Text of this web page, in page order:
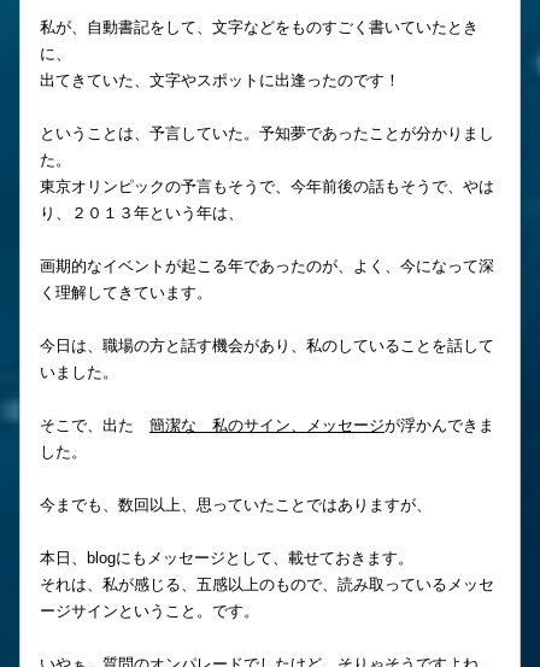
私が、自動書記をして、文字などをものすごく書いていたとき
に、
出てきていた、文字やスポットに出逢ったのです！
ということは、予言していた。予知夢であったことが分かりまし
た。
東京オリンピックの予言もそうで、今年前後の話もそうで、やは
り、２０１３年という年は、
画期的なイベントが起こる年であったのが、よく、今になって深
く理解してきています。
今日は、職場の方と話す機会があり、私のしていることを話して
いました。
そこで、出た 簡潔な 私のサイン、メッセージが浮かんできま
した。
今までも、数回以上、思っていたことではありますが、
本日、blogにもメッセージとして、載せておきます。
それは、私が感じる、五感以上のもので、読み取っているメッセ
ージサインということ。です。